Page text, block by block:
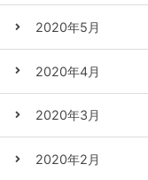
2020年5月
2020年4月
2020年3月
2020年2月